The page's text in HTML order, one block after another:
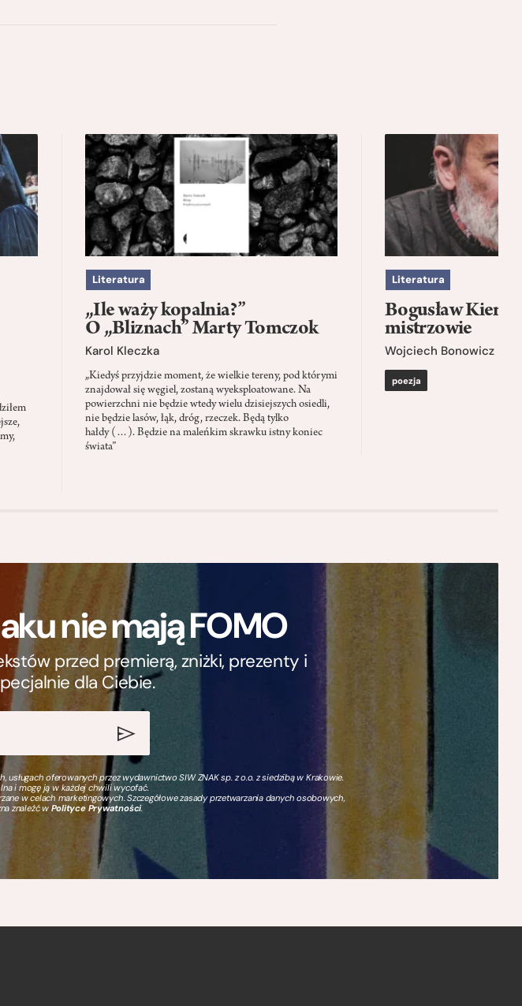
Literatura
„Ile waży kopalnia?”
O „Bliznach” Marty Tomczok
Karol Kleczka
„Kiedyś przyjdzie moment, że wielkie tereny, pod którymi
znajdował się węgiel, zostaną wyeksploatowane. Na
powierzchni nie będzie wtedy wielu dzisiejszych osiedli,
nie będzie lasów, łąk, dróg, rzeczek. Będą tylko
hałdy (…). Będzie na maleńkim skrawku istny koniec
świata”
Literatura
Bogusław Kierc
mistrzowie
Wojciech Bonowicz
poezja
nie mają FOMO
przed premierą, zniżki, prezenty i
dla Ciebie.
oferowanych przez wydawnictwo SIW ZNAK sp. z o.o. z siedzibą w Krakowie.
i mogę ją w każdej chwili wycofać.
w celach marketingowych. Szczegółowe zasady przetwarzania danych osobowych,
znaleźć wPolityce Prywatności.